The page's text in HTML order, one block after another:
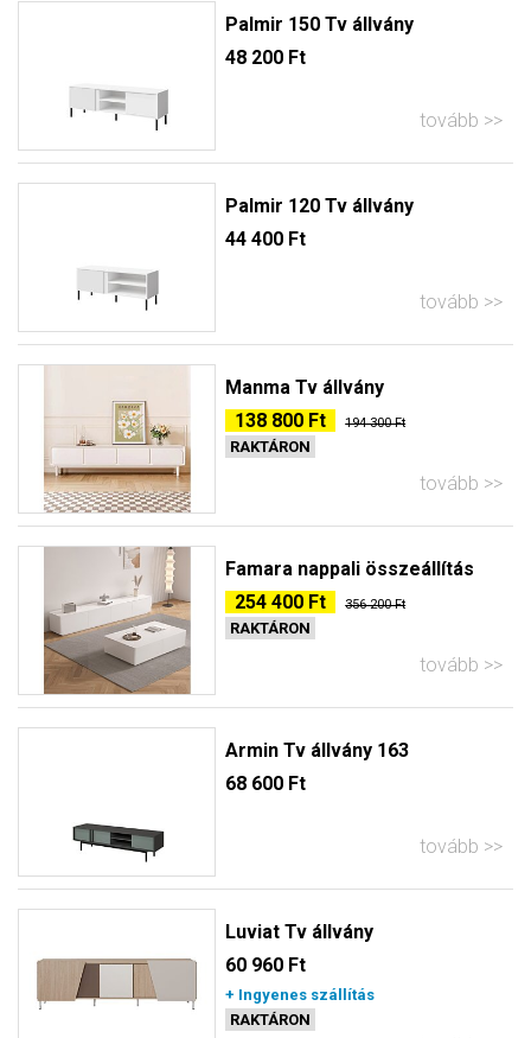
Palmir 150 Tv állvány
48 200 Ft
tovább
Palmir 120 Tv állvány
44 400 Ft
tovább
Manma Tv állvány
138 800 Ft
194 300 Ft
RAKTÁRON
tovább
Famara nappali összeállítás
254 400 Ft
356 200 Ft
RAKTÁRON
tovább
Armin Tv állvány 163
68 600 Ft
tovább
Luviat Tv állvány
60 960 Ft
+ Ingyenes szállítás
RAKTÁRON